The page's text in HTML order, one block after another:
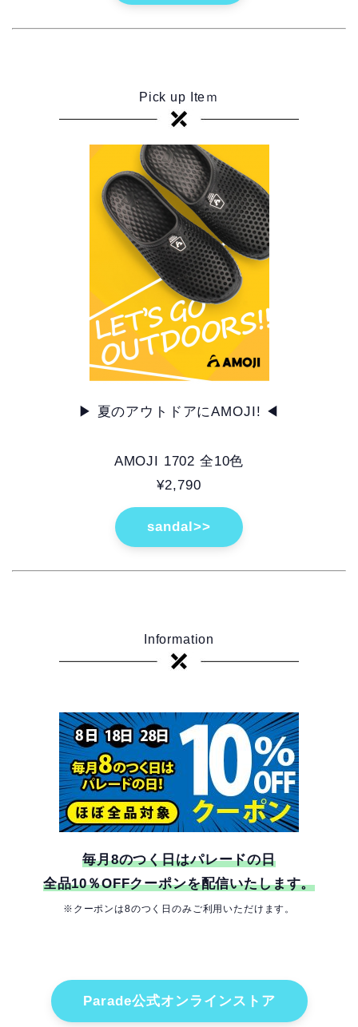
Pick up Iteｍ
▶ 夏のアウトドアにAMOJI! ◀
AMOJI 1702 全10色
¥2,790
sandal>>
Information
毎月8のつく日はパレードの日
全品10％OFFクーポンを配信いたします。
※クーポンは8のつく日のみご利用いただけます。
Parade公式オンラインストア